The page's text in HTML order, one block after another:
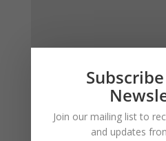
Join our mailing list to
and updates